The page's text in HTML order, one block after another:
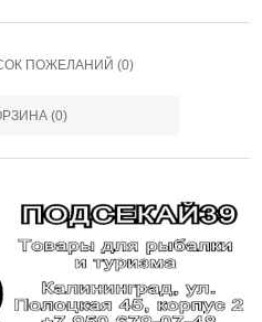
ПОЖЕЛАНИЙ (0)
(0)